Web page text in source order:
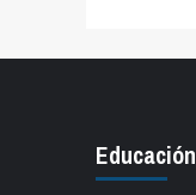
Educación